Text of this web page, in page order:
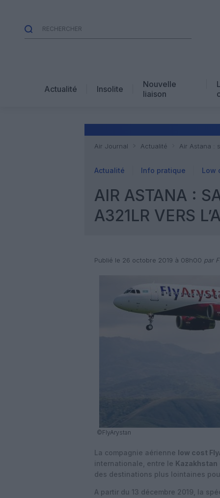
Actualité Insolite
Nouvelle
liaison
Air Journal Actualité Air Astana :
Actualité Info pratique Low
AIR ASTANA :
A321LR VERS
Publié le 26 octobre 2019 à 08h00 par
©FlyArystan
La compagnie aérienne low cost
internationale, entre le Kazakhstan
des destinations plus lointaines
A partir du 13 décembre 2019, la